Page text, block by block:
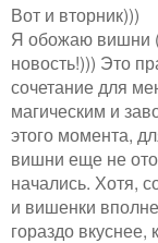
Вот и вторник)))
Я обожаю вишни
новость!))) Это
сочетание для
магическим и
этого момента,
вишни еще не
начались. Хотя,
и вишенки
гораздо вкуснее,